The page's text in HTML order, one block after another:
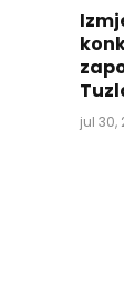
jul 30,